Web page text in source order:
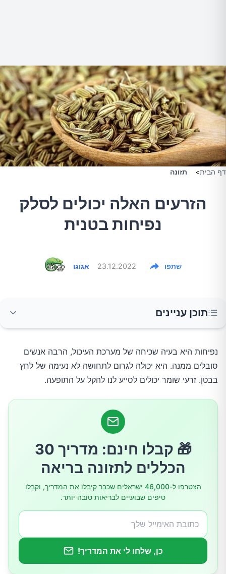
דף הבית> תזונה
הזרעים האלה יכולים לסלק
נפיחות בטנית
אגוגו 23.12.2022 שתפו
תוכן עניינים
לזרעי שומר יש מגוון יתרונות בריאותיים
איך מכינים תה זרעי שומר
עוד טיפים לטיפול ומניעה של נפיחות בבטן
נפיחות היא בעיה שכיחה של מערכת העיכול, הרבה אנשים
סובלים ממנה. היא יכולה לגרום לתחושה לא נעימה של לחץ
בבטן. זרעי שומר יכולים לסייע לנו להקל על התופעה.
🎁 קבלו חינם: מדריך 30
הכללים לתזונה בריאה
הצטרפו ל-46,000 ישראלים שכבר קיבלו את המדריך, וקבלו
טיפים שבועיים לבריאות טובה יותר.
כן, שלחו לי את המדריך!